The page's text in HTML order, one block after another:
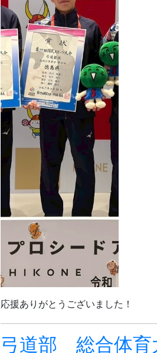
応援ありがとうございました！
弓道部 総合体育